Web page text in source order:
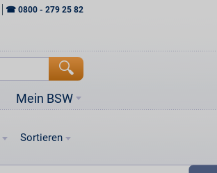
☎ 0800 - 279 25 82
Mein BSW
Sortieren